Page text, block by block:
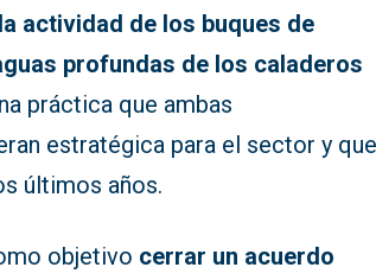
actividad de los buques de
profundas de los caladeros
práctica que ambas
estratégica para el sector y que
últimos años.
objetivo cerrar un acuerdo